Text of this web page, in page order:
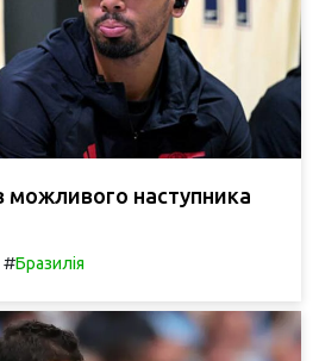
можливого наступника
#Бразилія